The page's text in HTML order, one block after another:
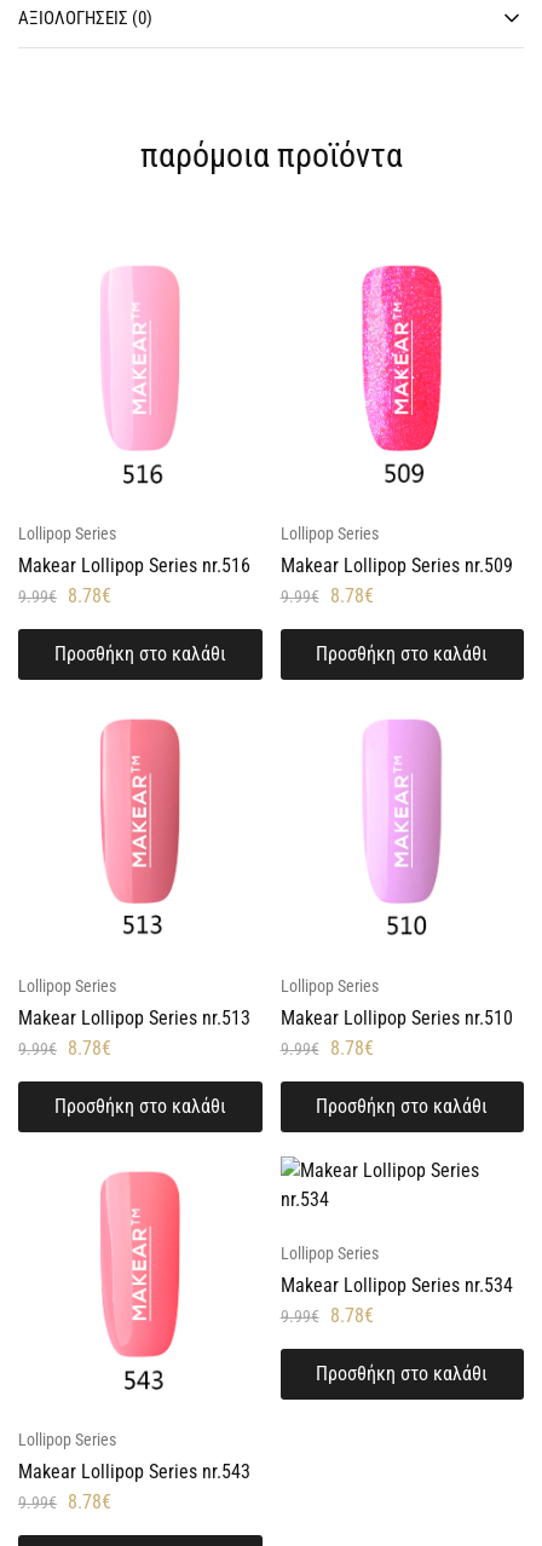
ΑΞΙΟΛΟΓΉΣΕΙΣ (0)
παρόμοια προϊόντα
Lollipop Series
Makear Lollipop Series nr.516
9.99€ 8.78€
Προσθήκη στο καλάθι
Lollipop Series
Makear Lollipop Series nr.509
9.99€ 8.78€
Προσθήκη στο καλάθι
Lollipop Series
Makear Lollipop Series nr.513
9.99€ 8.78€
Προσθήκη στο καλάθι
Lollipop Series
Makear Lollipop Series nr.510
9.99€ 8.78€
Προσθήκη στο καλάθι
Lollipop Series
Makear Lollipop Series nr.543
9.99€ 8.78€
Lollipop Series
Makear Lollipop Series nr.534
9.99€ 8.78€
Προσθήκη στο καλάθι